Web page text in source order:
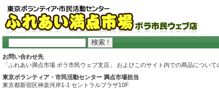
お問い合わせ先
「ふれあい満点市場 ボラ市民ウェブ支店」 およびこのサイト内での商品につい
東京ボランティア・市民活動センター 満点市場担当
東京都新宿区神楽河岸1-1 セントラルプラザ10F